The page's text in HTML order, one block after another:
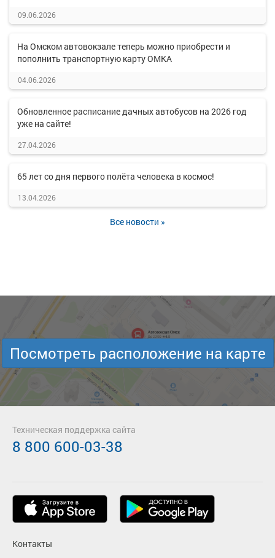
09.06.2026
На Омском автовокзале теперь можно приобрести и
пополнить транспортную карту ОМКА
04.06.2026
Обновленное расписание дачных автобусов на 2026 год
уже на сайте!
27.04.2026
65 лет со дня первого полёта человека в космос!
13.04.2026
Все новости »
Посмотреть расположение на карте
Контакты
Техническая поддержка сайта
8 800 600-03-38